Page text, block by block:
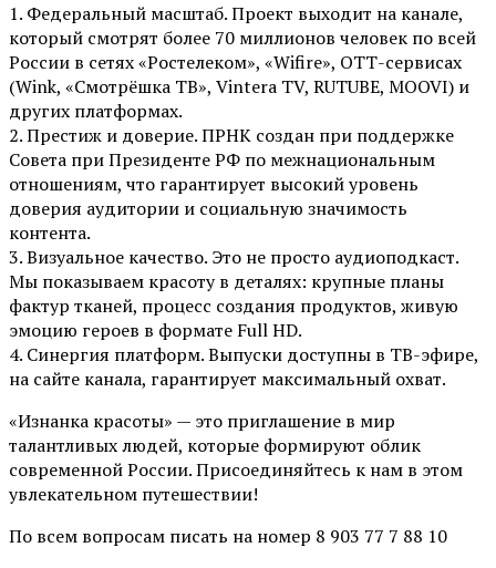
1. Федеральный масштаб. Проект выходит на канале,
который смотрят более 70 миллионов человек по всей
России в сетях «Ростелеком», «Wifire», ОТТ-сервисах
(Wink, «Смотрёшка ТВ», Vintera TV, RUTUBE, MOOVI) и
других платформах.
2. Престиж и доверие. ПРНК создан при поддержке
Совета при Президенте РФ по межнациональным
отношениям, что гарантирует высокий уровень
доверия аудитории и социальную значимость
контента.
3. Визуальное качество. Это не просто аудиоподкаст.
Мы показываем красоту в деталях: крупные планы
фактур тканей, процесс создания продуктов, живую
эмоцию героев в формате Full HD.
4. Синергия платформ. Выпуски доступны в ТВ-эфире,
на сайте канала, гарантирует максимальный охват.
«Изнанка красоты» — это приглашение в мир
талантливых людей, которые формируют облик
современной России. Присоединяйтесь к нам в этом
увлекательном путешествии!
По всем вопросам писать на номер 8 903 77 7 88 10